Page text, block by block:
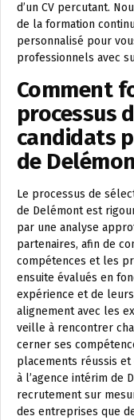
d’un CV percutant.
de la formation
personnalisé pour
professionnels avec
Comment
processus
candidats
de
Le processus de
de Delémont est
par une analyse
partenaires, afin de
compétences et les
ensuite évalués en
expérience et de
alignement avec les
veille à rencontrer
cerner ses
placements réussis
à l’agence intérim de
recrutement sur
des entreprises que